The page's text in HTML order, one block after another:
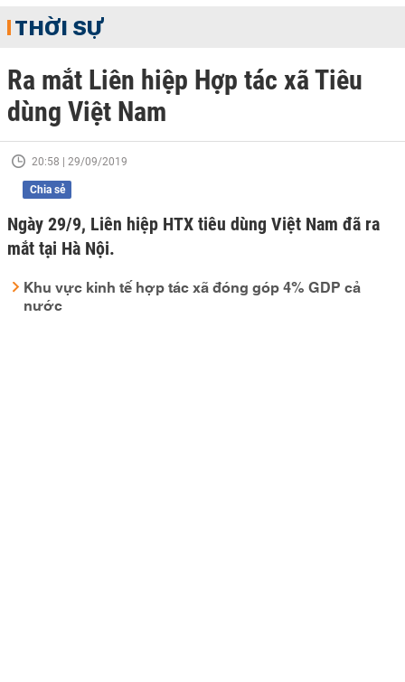
THỜI SỰ
Ra mắt Liên hiệp Hợp tác xã Tiêu
dùng Việt Nam
20:58 | 29/09/2019
Chia sẻ
Ngày 29/9, Liên hiệp HTX tiêu dùng Việt Nam đã ra
mắt tại Hà Nội.
Khu vực kinh tế hợp tác xã đóng góp 4% GDP cả
nước